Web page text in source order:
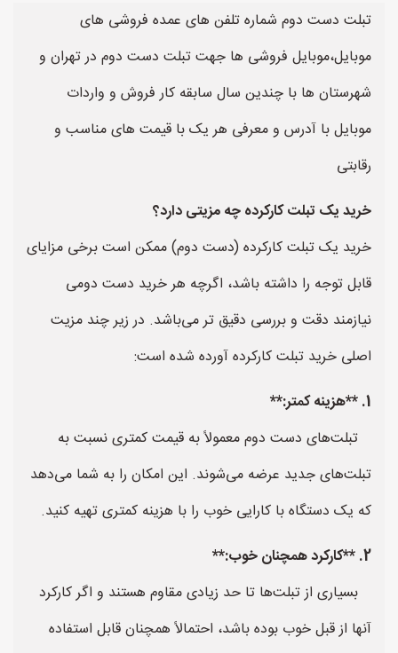
تبلت دست دوم شماره تلفن های عمده فروشی های
موبایل،موبایل فروشی ها جهت تبلت دست دوم در تهران و
شهرستان ها با چندین سال سابقه کار فروش و واردات
موبایل با آدرس و معرفی هر یک با قیمت های مناسب و
رقابتی
خرید یک تبلت کارکرده چه مزیتی دارد؟
خرید یک تبلت کارکرده (دست دوم) ممکن است برخی مزایای
قابل توجه را داشته باشد، اگرچه هر خرید دست دومی
نیازمند دقت و بررسی دقیق تر می‌باشد. در زیر چند مزیت
اصلی خرید تبلت کارکرده آورده شده است:
1. **هزینه کمتر:**
تبلت‌های دست دوم معمولاً به قیمت کمتری نسبت به
تبلت‌های جدید عرضه می‌شوند. این امکان را به شما می‌دهد
که یک دستگاه با کارایی خوب را با هزینه کمتری تهیه کنید.
2. **کارکرد همچنان خوب:**
بسیاری از تبلت‌ها تا حد زیادی مقاوم هستند و اگر کارکرد
آنها از قبل خوب بوده باشد، احتمالاً همچنان قابل استفاده